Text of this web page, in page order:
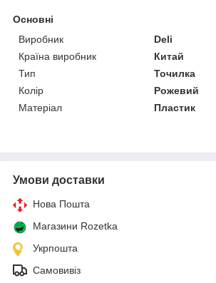
Основні
Виробник
Deli
Країна виробник
Китай
Тип
Точилка
Колір
Рожевий
Матеріал
Пластик
Умови доставки
Нова Пошта
Магазини Rozetka
Укрпошта
Самовивіз